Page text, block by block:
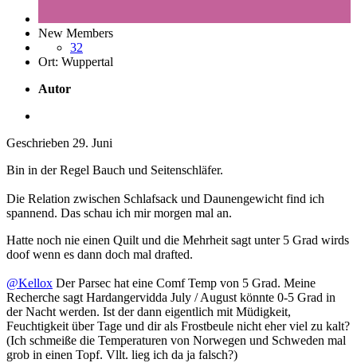
New Members
32
Ort: Wuppertal
Autor
Geschrieben 29. Juni
Bin in der Regel Bauch und Seitenschläfer.
Die Relation zwischen Schlafsack und Daunengewicht find ich
spannend. Das schau ich mir morgen mal an.
Hatte noch nie einen Quilt und die Mehrheit sagt unter 5 Grad wirds
doof wenn es dann doch mal drafted.
@Kellox Der Parsec hat eine Comf Temp von 5 Grad. Meine
Recherche sagt Hardangervidda July / August könnte 0-5 Grad in
der Nacht werden. Ist der dann eigentlich mit Müdigkeit,
Feuchtigkeit über Tage und dir als Frostbeule nicht eher viel zu kalt?
(Ich schmeiße die Temperaturen von Norwegen und Schweden mal
grob in einen Topf. Vllt. lieg ich da ja falsch?)